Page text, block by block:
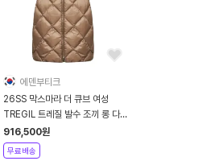
에덴부티크
26SS 막스마라 더 큐브 여성
TREGIL 트레질 발수 조끼 롱 다운
패딩 자켓 카멜 TREGIL 040
916,500원
무료배송